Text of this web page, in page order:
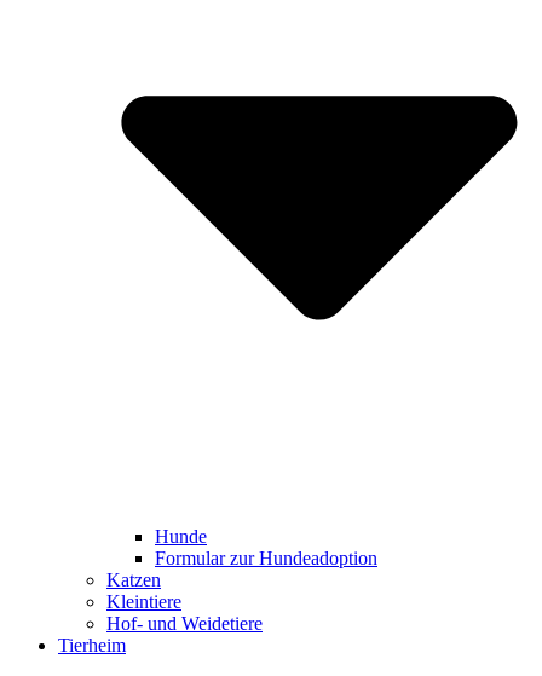
Hunde
Formular zur Hundeadoption
Katzen
Kleintiere
Hof- und Weidetiere
Tierheim